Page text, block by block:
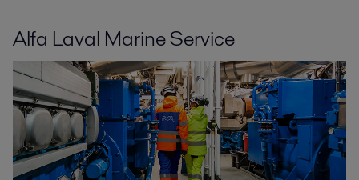
Alfa Laval Marine Service